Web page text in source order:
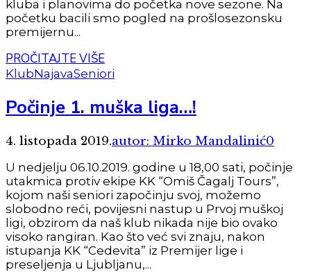
kluba i planovima do početka nove sezone. Na
početku bacili smo pogled na prošlosezonsku
premijernu...
PROČITAJTE VIŠE
KlubNajavaSeniori
Počinje 1. muška liga…!
4. listopada 2019.autor: Mirko Mandalinić0
U nedjelju 06.10.2019. godine u 18,00 sati, počinje
utakmica protiv ekipe KK “Omiš Čagalj Tours”,
kojom naši seniori započinju svoj, možemo
slobodno reći, povijesni nastup u Prvoj muškoj
ligi, obzirom da naš klub nikada nije bio ovako
visoko rangiran. Kao što već svi znaju, nakon
istupanja KK “Cedevita” iz Premijer lige i
preseljenja u Ljubljanu,...